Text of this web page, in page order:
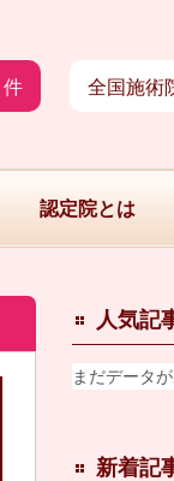
件 全国施術
認定院とは
人気記
まだデータ
新着記